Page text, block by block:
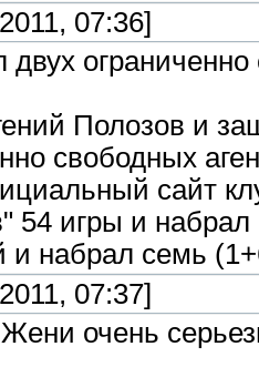
07:36]
ограниченно
Полозов и
свободных
сайт
54 игры и
и набрал семь
07:37]
очень